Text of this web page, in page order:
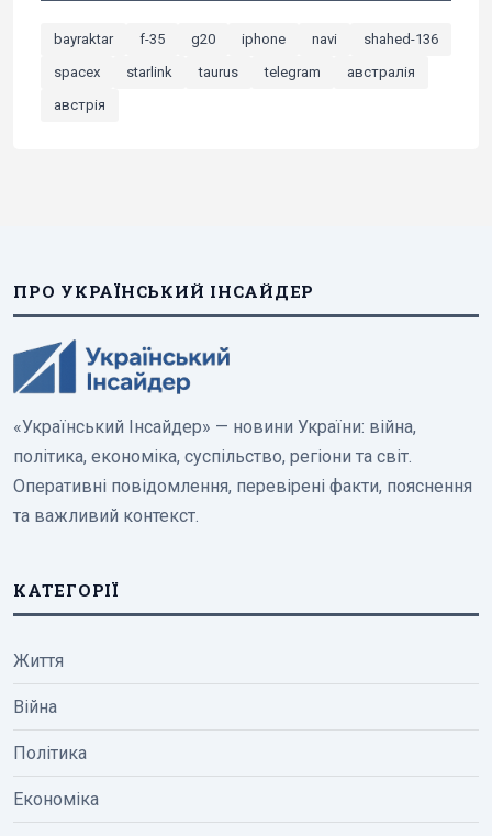
bayraktar f-35 g20 iphone navi
shahed-136
spacex
starlink taurus telegram
австралія
австрія
ПРО УКРАЇНСЬКИЙ ІНСАЙДЕР
«Український Інсайдер» — новини України: війна,
політика, економіка, суспільство, регіони та світ.
Оперативні повідомлення, перевірені факти, пояснення
та важливий контекст.
КАТЕГОРІЇ
Життя
Війна
Політика
Економіка